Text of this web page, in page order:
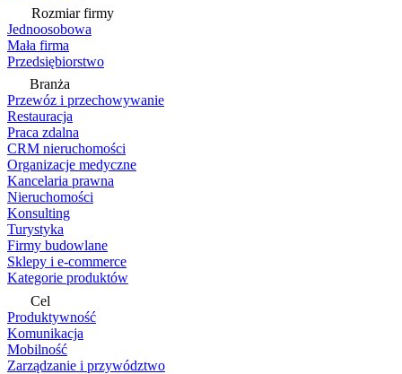
Rozmiar firmy
Jednoosobowa
Mała firma
Przedsiębiorstwo
Branża
Przewóz i przechowywanie
Restauracja
Praca zdalna
CRM nieruchomości
Organizacje medyczne
Kancelaria prawna
Nieruchomości
Konsulting
Turystyka
Firmy budowlane
Sklepy i e-commerce
Kategorie produktów
Cel
Produktywność
Komunikacja
Mobilność
Zarządzanie i przywództwo